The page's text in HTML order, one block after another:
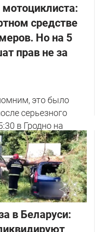
средстве
Но на 5
прав не за
это было
серьезного
в Гродно на
Пограничников
в Беларуси: